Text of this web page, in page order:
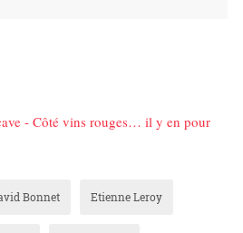
- Côté vins rouges… il y en pour
Bonnet Etienne Leroy